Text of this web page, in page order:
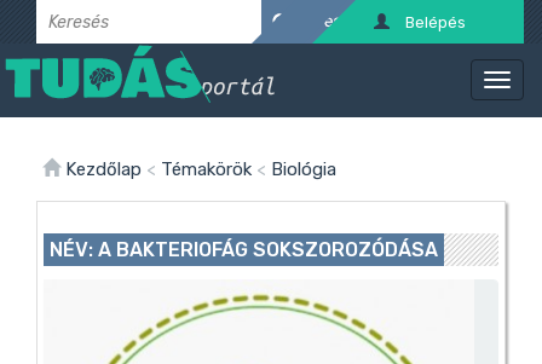
Belépés
Kezdőlap < Témakörök < Biológia
NÉV: A BAKTERIOFÁG SOKSZOROZÓDÁSA